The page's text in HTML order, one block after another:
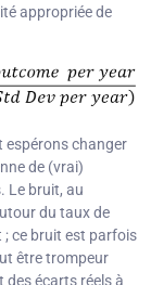
appropriée de
espérons changer
de (vrai)
Le bruit, au
du taux de
ce bruit est parfois
être trompeur
des écarts réels à